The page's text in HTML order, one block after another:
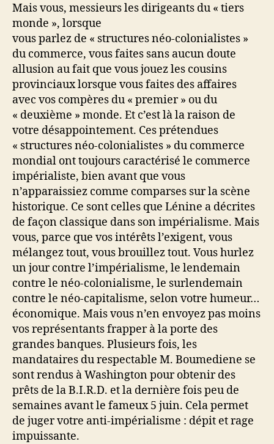
Mais vous, messieurs les dirigeants du « tiers
monde », lorsque
vous parlez de « structures néo-colonialistes »
du commerce, vous faites sans aucun doute
allusion au fait que vous jouez les cousins
provinciaux lorsque vous faites des affaires
avec vos compères du « premier » ou du
« deuxième » monde. Et c’est là la raison de
votre désappointement. Ces prétendues
« structures néo-colonialistes » du commerce
mondial ont toujours caractérisé le commerce
impérialiste, bien avant que vous
n’apparaissiez comme comparses sur la scène
historique. Ce sont celles que Lénine a décrites
de façon classique dans son impérialisme. Mais
vous, parce que vos intérêts l’exigent, vous
mélangez tout, vous brouillez tout. Vous hurlez
un jour contre l’impérialisme, le lendemain
contre le néo-colonialisme, le surlendemain
contre le néo-capitalisme, selon votre humeur…
économique. Mais vous n’en envoyez pas moins
vos représentants frapper à la porte des
grandes banques. Plusieurs fois, les
mandataires du respectable M. Boumediene se
sont rendus à Washington pour obtenir des
prêts de la B.I.R.D. et la dernière fois peu de
semaines avant le fameux 5 juin. Cela permet
de juger votre anti-impérialisme : dépit et rage
impuissante.